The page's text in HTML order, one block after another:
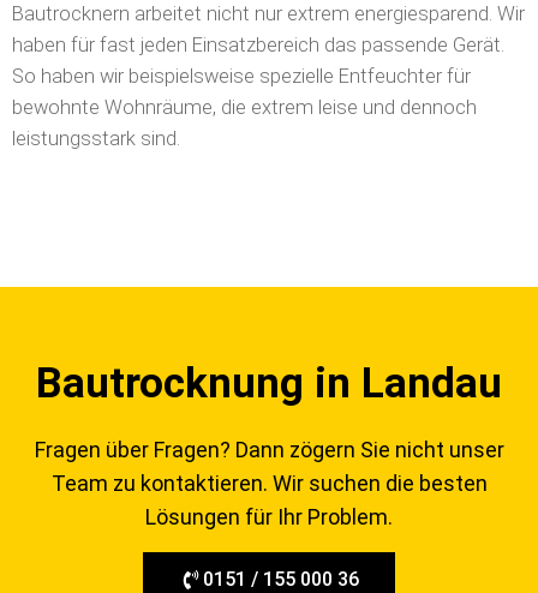
Bautrocknern arbeitet nicht nur extrem energiesparend. Wir
haben für fast jeden Einsatzbereich das passende Gerät.
So haben wir beispielsweise spezielle Entfeuchter für
bewohnte Wohnräume, die extrem leise und dennoch
leistungsstark sind.
Bautrocknung in Landau
Fragen über Fragen? Dann zögern Sie nicht unser
Team zu kontaktieren. Wir suchen die besten
Lösungen für Ihr Problem.
0151 / 155 000 36